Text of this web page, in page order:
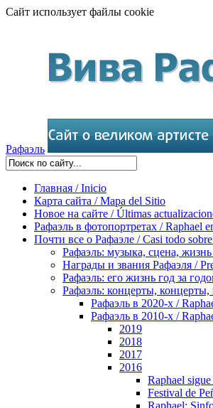
Сайт использует файлы cookie
Рафаэль
Главная / Inicio
Карта сайта / Mapa del Sitio
Новое на сайте / Últimas
Рафаэль в фотопортретах / Raphael
Почти все о Рафаэле / Casi todo
Рафаэль: музыка, сцена,
Награды и звания Рафаэля /
Рафаэль: его жизнь год за
Рафаэль: концерты, концерты,
Рафаэль в 2020-х /
Рафаэль в 2010-х /
2019
2018
2017
2016
Raphael
Festival de
Raphael: